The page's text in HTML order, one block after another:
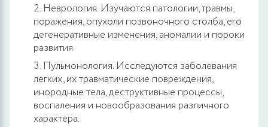
Неврология. Изучаются патологии, травмы,
поражения, опухоли позвоночного столба, его
дегенеративные изменения, аномалии и пороки
развития.
Пульмонология. Исследуются заболевания
легких, их травматические повреждения,
инородные тела, деструктивные процессы,
воспаления и новообразования различного
характера.